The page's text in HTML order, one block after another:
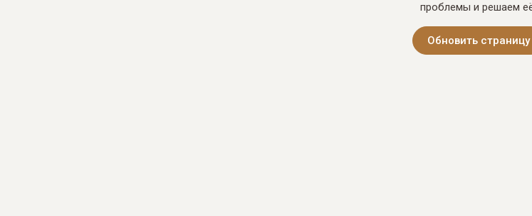
проблемы и решаем
Обновить страницу